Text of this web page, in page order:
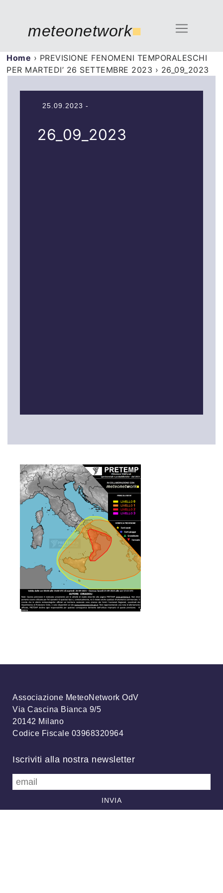
meteonetwork■
Home › PREVISIONE FENOMENI TEMPORALESCHI
PER MARTEDI’ 26 SETTEMBRE 2023 › 26_09_2023
25.09.2023 -
26_09_2023
Associazione MeteoNetwork OdV
Via Cascina Bianca 9/5
20142 Milano
Codice Fiscale 03968320964
Iscriviti alla nostra newsletter